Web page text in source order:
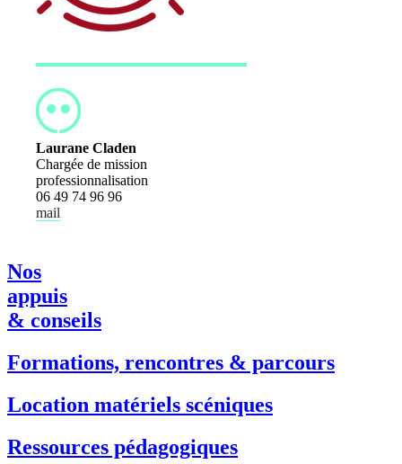
Laurane Claden
Chargée de mission
professionnalisation
06 49 74 96 96
mail
Nos
appuis
& conseils
Formations, rencontres & parcours
Location matériels scéniques
Ressources pédagogiques